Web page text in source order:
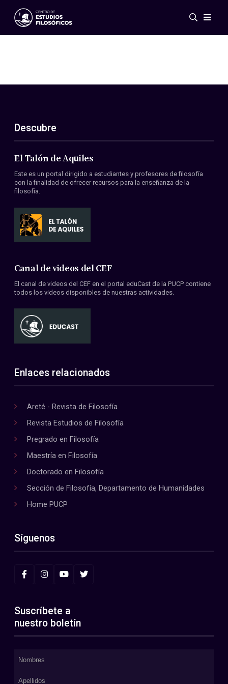
Eventos
ES
EN
Acerca de nosotros
Miembros
Convenios
Descubre
El Talón de Aquiles
Este es un portal dirigido a estudiantes y profesores de filosofía
con la finalidad de ofrecer recursos para la enseñanza de la
filosofía.
Canal de videos del CEF
El canal de videos del CEF en el portal eduCast de la PUCP contiene
todos los videos disponibles de nuestras actividades.
Enlaces relacionados
Areté - Revista de Filosofía
Revista Estudios de Filosofía
Pregrado en Filosofía
Maestría en Filosofía
Doctorado en Filosofía
Sección de Filosofía, Departamento de Humanidades
Home PUCP
Síguenos
Suscríbete a
nuestro boletín